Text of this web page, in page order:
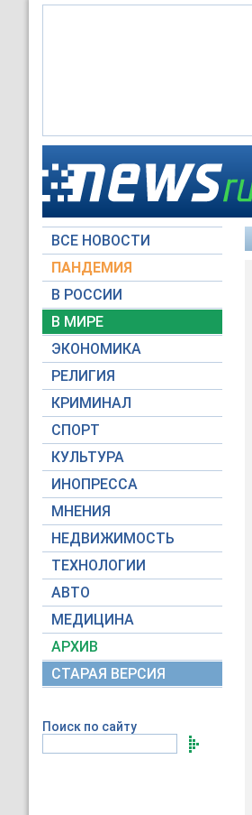
ВСЕ НОВОСТИ
ПАНДЕМИЯ
В РОССИИ
В МИРЕ
ЭКОНОМИКА
РЕЛИГИЯ
КРИМИНАЛ
СПОРТ
КУЛЬТУРА
ИНОПРЕССА
МНЕНИЯ
НЕДВИЖИМОСТЬ
ТЕХНОЛОГИИ
АВТО
МЕДИЦИНА
АРХИВ
СТАРАЯ ВЕРСИЯ
Поиск по сайту